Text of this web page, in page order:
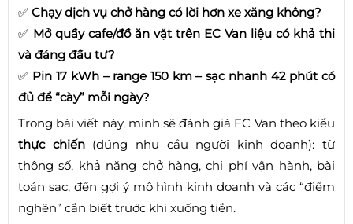
✅ Chạy dịch vụ chở hàng có lời hơn xe xăng không?
✅ Mở quầy cafe/đồ ăn vặt trên EC Van liệu có khả thi
và đáng đầu tư?
✅ Pin 17 kWh – range 150 km – sạc nhanh 42 phút có
đủ để “cày” mỗi ngày?
Trong bài viết này, mình sẽ đánh giá EC Van theo kiểu
thực chiến(đúng nhu cầu người kinh doanh): từ
thông số, khả năng chở hàng, chi phí vận hành, bài
toán sạc, đến gợi ý mô hình kinh doanh và các “điểm
nghẽn” cần biết trước khi xuống tiền.